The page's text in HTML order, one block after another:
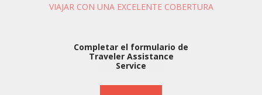
VIAJAR CON UNA EXCELENTE COBERTURA
Completar el formulario de
Traveler Assistance
Service